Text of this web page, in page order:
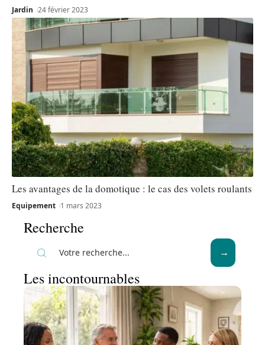
Jardin 24 février 2023
Les avantages de la domotique : le cas des volets roulants
Equipement 1 mars 2023
Recherche
Les incontournables